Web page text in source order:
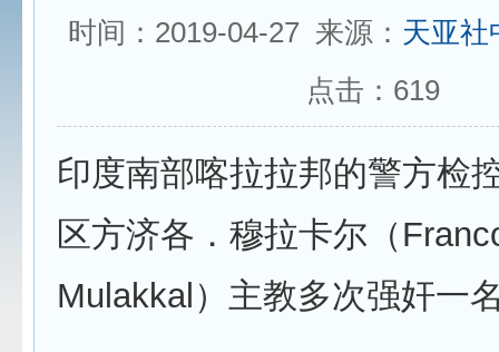
时间：2019-04-27 来源： 天亚社
点击： 619
印度南部喀拉拉邦的警方检
区方济各．穆拉卡尔（
Mulakkal）主教多次强奸一